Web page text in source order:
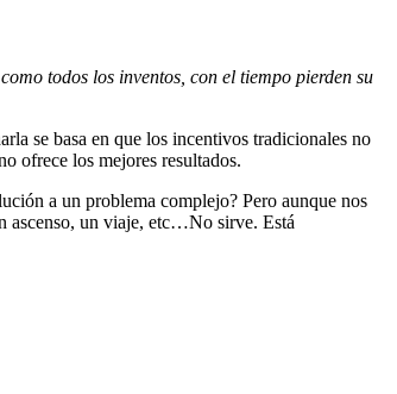
todos los inventos, con el tiempo pierden su
se basa en que los incentivos tradicionales no
ofrece los mejores resultados.
a un problema complejo? Pero aunque nos
ascenso, un viaje, etc…No sirve. Está